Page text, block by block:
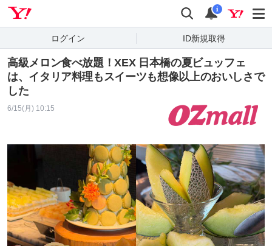
検索 通知
i
ログイン ID新規取得
高級メロン食べ放題！XEX 日本橋の夏ビュッフェ
は、イタリア料理もスイーツも想像以上のおいしさで
した
6/15(月) 10:15